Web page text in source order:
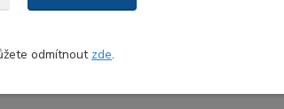
odmítnout zde.